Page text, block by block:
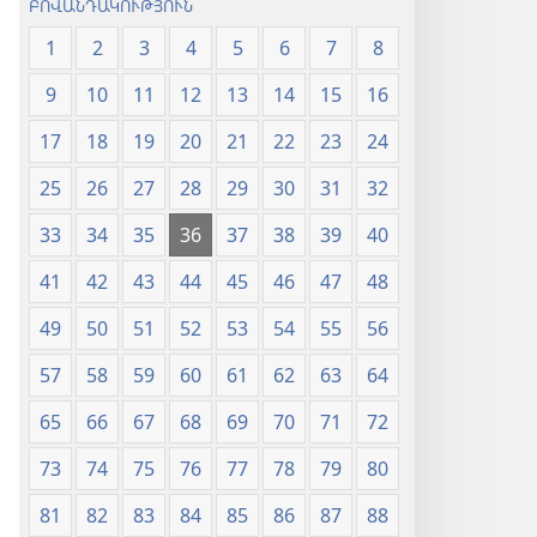
ԲՈՎԱՆԴԱԿՈՒԹՅՈՒՆ
1 2 3 4 5 6 7
8
9
10 11 12 13 14 15
16
17
18 19 20 21 22 23
24
25
26 27 28 29 30 31
32
33
34 35 36 37 38 39
40
41
42 43 44 45 46 47
48
49
50 51 52 53 54 55
56
57
58 59 60 61 62 63
64
65
66 67 68 69 70 71
72
73
74 75 76 77 78 79
80
81
82 83 84 85 86 87
88